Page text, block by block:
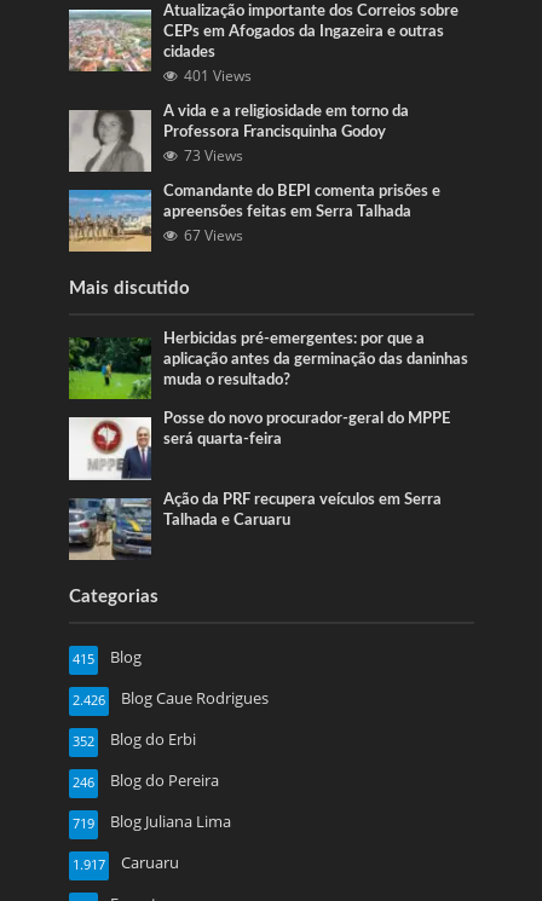
Atualização importante dos Correios sobre
CEPs em Afogados da Ingazeira e outras
cidades
401 Views
A vida e a religiosidade em torno da
Professora Francisquinha Godoy
73 Views
Comandante do BEPI comenta prisões e
apreensões feitas em Serra Talhada
67 Views
Mais discutido
Herbicidas pré-emergentes: por que a
aplicação antes da germinação das daninhas
muda o resultado?
Posse do novo procurador-geral do MPPE
será quarta-feira
Ação da PRF recupera veículos em Serra
Talhada e Caruaru
Categorias
Blog
415
Blog Caue Rodrigues
2.426
Blog do Erbi
352
Blog do Pereira
246
Blog Juliana Lima
719
Caruaru
1.917